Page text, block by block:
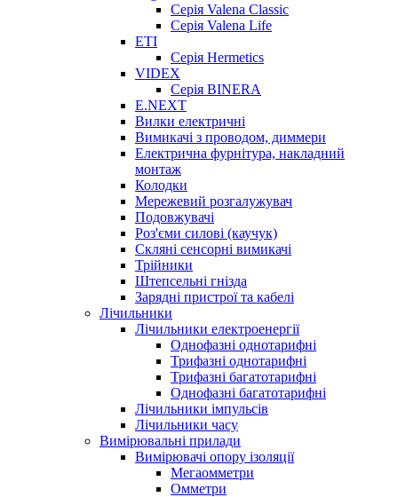
Серія Valena Classic
Серія Valena Life
ETI
Серія Hermetics
VIDEX
Серія BINERA
E.NEXT
Вилки електричні
Вимикачі з проводом, диммери
Електрична фурнітура, накладний
монтаж
Колодки
Мережевий розгалужувач
Подовжувачі
Роз'єми силові (каучук)
Скляні сенсорні вимикачі
Трійники
Штепсельні гнізда
Зарядні пристрої та кабелі
Лічильники
Лічильники електроенергії
Однофазні однотарифні
Трифазні однотарифні
Трифазні багатотарифні
Однофазні багатотарифні
Лічильники імпульсів
Лічильники часу
Вимірювальні прилади
Вимірювачі опору ізоляції
Мегаомметри
Омметри